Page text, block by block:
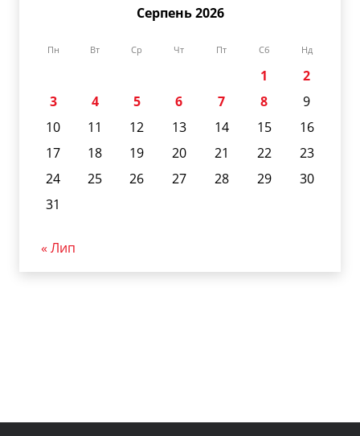
Серпень 2026
Пн Вт Ср Чт Пт Сб Нд
1
2
3
4 5 6 7 8
9
10
11 12 13 14 15
16
17
18 19 20 21 22
23
24
25 26 27 28 29
30
31
« Лип